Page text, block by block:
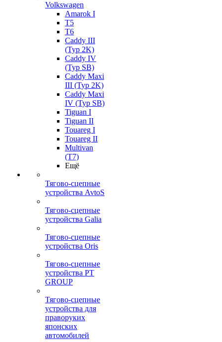
Volkswagen
Amarok I
T5
T6
Caddy III
(Typ 2K)
Caddy IV
(Typ SB)
Caddy Maxi
III (Typ 2K)
Caddy Maxi
IV (Typ SB)
Tiguan I
Tiguan II
Touareg I
Touareg II
Multivan
(T7)
Ещё
Тягово-сцепные
устройства AvtoS
Тягово-сцепные
устройства Galia
Тягово-сцепные
устройства Oris
Тягово-сцепные
устройства PT
GROUP
Тягово-сцепные
устройства для
праворуких
японских
автомобилей